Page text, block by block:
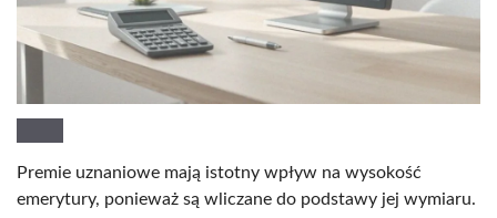
Premie uznaniowe mają istotny wpływ na wysokość
emerytury, ponieważ są wliczane do podstawy jej wymiaru.